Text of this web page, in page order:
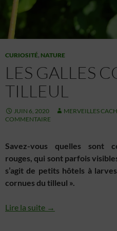
CURIOSITÉ, NATURE
LES GALLES
TILLEUL
JUIN 6, 2020 MERVEILLES
COMMENTAIRE
Savez-vous quelles sont
rouges, qui sont parfois
s’agit de petits hôtels à
cornues du tilleul ».
Lire la suite →